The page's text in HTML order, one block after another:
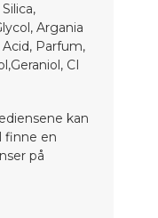
Argania
Parfum,
CI
kan
finne en
på